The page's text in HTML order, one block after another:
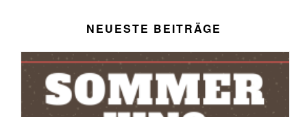
NEUESTE BEITRÄGE